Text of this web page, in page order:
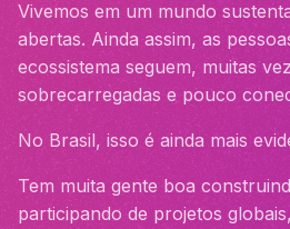
Vivemos em um mundo
abertas. Ainda assim, as
ecossistema seguem, muitas
sobrecarregadas e pouco
No Brasil, isso é ainda mais
Tem muita gente boa
participando de projetos